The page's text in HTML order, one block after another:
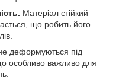
Матеріал стійкий
що робить його
деформуються під
особливо важливо для